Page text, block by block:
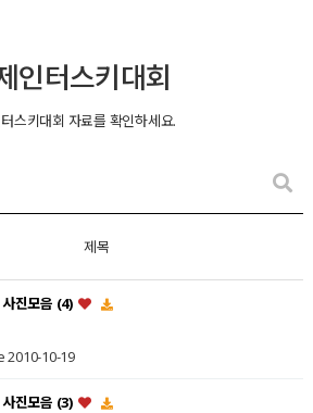
인터스키대회
스키대회 자료를 확인하세요.
제목
진모음 (4)
2010-10-19
진모음 (3)